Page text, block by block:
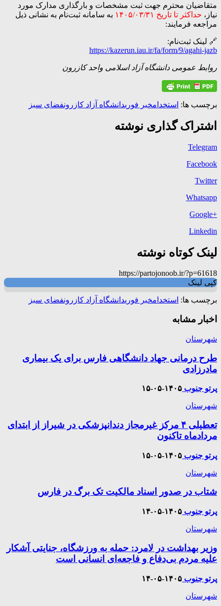
متقاضیان محترم جهت ثبت مشخصات و بارگذاری مدارک مورد
نیاز، حداکثر تا تاریخ ۱۴۰۵/۰۳/۳۱
به سامانه ثبت‌نام به نشانی ذیل
مراجعه فرمایند:
🔗 لینک ثبت‌نام:
https://kazerun.iau.ir/fa/form/9/agahi-jazb
روابط عمومی دانشگاه آزاد اسلامی واحد کازرون
برچسب ها: استخدامخبر فوریدانشگاه آزاد کازرونفضای سبز
اشتراک گذاری نوشته
Telegram
Facebook
Twitter
Whatsapp
+Google
Linkedin
لینک کوتاه نوشته
https://partojonoob.ir/?p=61618
کپی لینک
برچسب ها: استخدامخبر فوریدانشگاه آزاد کازرونفضای سبز
اخبار مشابه
شهرستان
طرح درمانی جهاد دانشگاهی فارس برای یک بیماری
مادرزادی
پرتو جنوب ۱۴۰۵-۰۵-۱۵
شهرستان
تعطیلی ۴ مرکز غیرمجاز دندانپزشکی در شیراز از ابتدای
مردادماه تاکنون
پرتو جنوب ۱۴۰۵-۰۵-۱۵
شهرستان
شتاب در صدور اسناد مالکیت تک برگ در فارس
پرتو جنوب ۱۴۰۵-۰۵-۱۴
شهرستان
وزیر بهداشت در لامرد: حمله به ورزشگاه، جنایتی آشکار
علیه مردم بی‌دفاع و فاجعه‌ای انسانی است
پرتو جنوب ۱۴۰۵-۰۵-۱۴
شهرستان